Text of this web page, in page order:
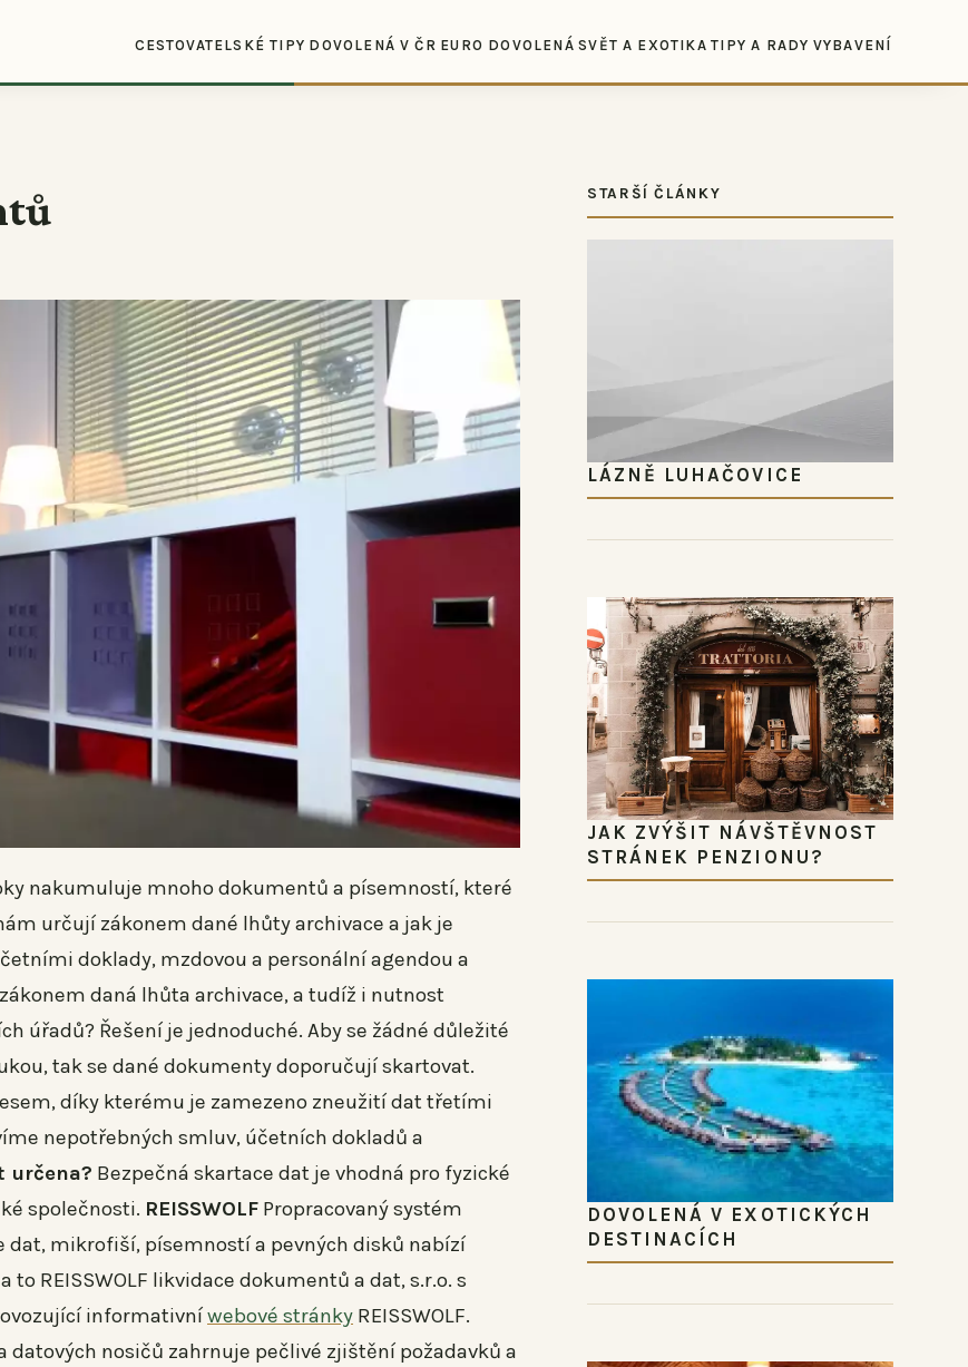
CESTOVATELSKÉ TIPY DOVOLENÁ V ČR EURO DOVOLENÁ SVĚT A EXOTIKA TIPY A RADY VYBAVENÍ
nakumuluje mnoho dokumentů a písemností, které
určují zákonem dané lhůty archivace a jak je
doklady, mzdovou a personální agendou a
daná lhůta archivace, a tudíž i nutnost
úřadů? Řešení je jednoduché. Aby se žádné důležité
tak se dané dokumenty doporučují skartovat.
díky kterému je zamezeno zneužití dat třetími
nepotřebných smluv, účetních dokladů a
určena? Bezpečná skartace dat je vhodná pro fyzické
společnosti. REISSWOLF Propracovaný systém
mikrofiší, písemností a pevných disků nabízí
REISSWOLF likvidace dokumentů a dat, s.r.o. s
informativníwebové stránky REISSWOLF.
nosičů zahrnuje pečlivé zjištění požadavků a
STARŠÍ ČLÁNKY
LÁZNĚ LUHAČOVICE
JAK ZVÝŠIT NÁVŠTĚVNOST
STRÁNEK PENZIONU?
DOVOLENÁ V EXOTICKÝCH
DESTINACÍCH